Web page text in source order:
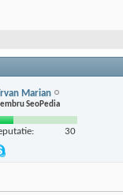
Marian
SeoPedia
30